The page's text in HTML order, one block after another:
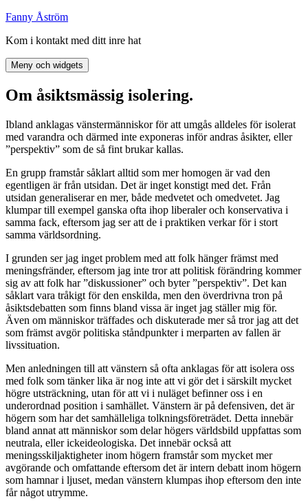
Hoppa
innehåll
Fanny Åström
Kom i kontakt med ditt inre hat
Meny och widgets
Om åsiktsmässig isolering.
Ibland anklagas vänstermänniskor för att umgås alldeles för isolerat
med varandra och därmed inte exponeras inför andras åsikter, eller
”perspektiv” som de så fint brukar kallas.
En grupp framstår såklart alltid som mer homogen är vad den
egentligen är från utsidan. Det är inget konstigt med det. Från
utsidan generaliserar en mer, både medvetet och omedvetet. Jag
klumpar till exempel ganska ofta ihop liberaler och konservativa i
samma fack, eftersom jag ser att de i praktiken verkar för i stort
samma världsordning.
I grunden ser jag inget problem med att folk hänger främst med
meningsfränder, eftersom jag inte tror att politisk förändring kommer
sig av att folk har ”diskussioner” och byter ”perspektiv”. Det kan
såklart vara tråkigt för den enskilda, men den överdrivna tron på
åsiktsdebatten som finns bland vissa är inget jag ställer mig för.
Även om människor träffades och diskuterade mer så tror jag att det
som främst avgör politiska ståndpunkter i merparten av fallen är
livssituation.
Men anledningen till att vänstern så ofta anklagas för att isolera oss
med folk som tänker lika är nog inte att vi gör det i särskilt mycket
högre utsträckning, utan för att vi i nuläget befinner oss i en
underordnad position i samhället. Vänstern är på defensiven, det är
högern som har det samhälleliga tolkningsföreträdet. Detta innebär
bland annat att människor som delar högers världsbild uppfattas som
neutrala, eller ickeideologiska. Det innebär också att
meningsskiljaktigheter inom högern framstår som mycket mer
avgörande och omfattande eftersom det är intern debatt inom högern
som hamnar i ljuset, medan vänstern klumpas ihop eftersom den inte
får något utrymme.